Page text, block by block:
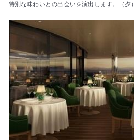
特別な味わいとの出会いを演出します。（夕）